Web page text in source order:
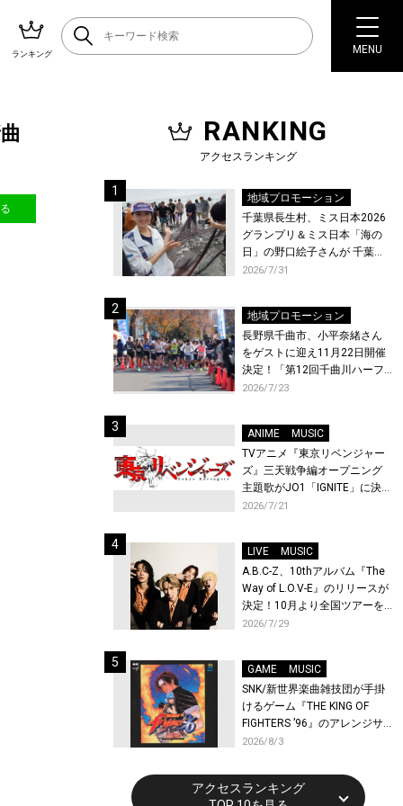
ランキング MENU
RANKING
アクセスランキング
地域プロモーション
千葉県長生村、ミス日本2026
グランプリ＆ミス日本「海の
日」の野口絵子さんが 千葉県
唯一の村・長生村で地引網を
2026/7/31
地域プロモーション
長野県千曲市、小平奈緒さん
をゲストに迎え11月22日開催
決定！「第12回千曲川ハーフ
マラソン」エントリー受付開
2026/7/23
ANIME
MUSIC
TVアニメ『東京リベンジャー
ズ』三天戦争編オープニング
主題歌がJO1「IGNITE」に決
定！メンバー全員から喜びと
先行上映会を開催！
2026/7/21
LIVE
MUSIC
A.B.C-Z、10thアルバム『The
Way of L.O.V-E』のリリースが
決定！10月より全国ツアーを
開催！
2026/7/29
GAME
MUSIC
SNK/新世界楽曲雑技団が手掛
けるゲーム『THE KING OF
FIGHTERS ’96』のアレンジサ
ウンドトラックが配信開始！
2026/8/3
アクセスランキング